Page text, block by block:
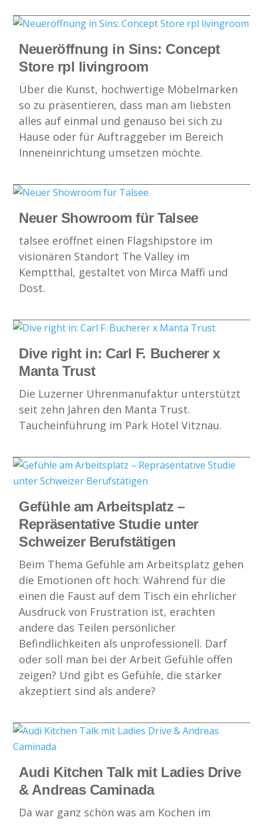
Neueröffnung in Sins: Concept
Store rpl livingroom
Über die Kunst, hochwertige Möbelmarken
so zu präsentieren, dass man am liebsten
alles auf einmal und genauso bei sich zu
Hause oder für Auftraggeber im Bereich
Inneneinrichtung umsetzen möchte.
Neuer Showroom für Talsee
talsee eröffnet einen Flagshipstore im
visionären Standort The Valley im
Kemptthal, gestaltet von Mirca Maffi und
Dost.
Dive right in: Carl F. Bucherer x
Manta Trust
Die Luzerner Uhrenmanufaktur unterstützt
seit zehn Jahren den Manta Trust.
Taucheinführung im Park Hotel Vitznau.
Gefühle am Arbeitsplatz –
Repräsentative Studie unter
Schweizer Berufstätigen
Beim Thema Gefühle am Arbeitsplatz gehen
die Emotionen oft hoch: Während für die
einen die Faust auf dem Tisch ein ehrlicher
Ausdruck von Frustration ist, erachten
andere das Teilen persönlicher
Befindlichkeiten als unprofessionell. Darf
oder soll man bei der Arbeit Gefühle offen
zeigen? Und gibt es Gefühle, die stärker
akzeptiert sind als andere?
Audi Kitchen Talk mit Ladies Drive
& Andreas Caminada
Da war ganz schön was am Kochen im